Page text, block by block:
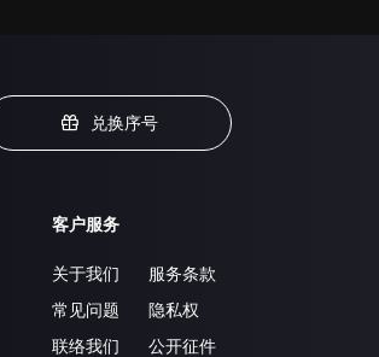
兑换序号
客户服务
关于我们
常见问题
联络我们
服务条款
隐私权
公开征件